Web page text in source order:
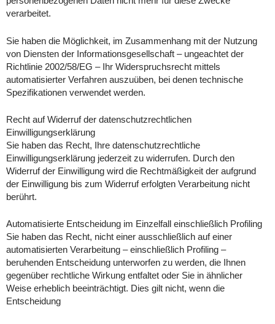
verarbeitet.
Sie haben die Möglichkeit, im Zusammenhang mit der Nutzung
von Diensten der Informationsgesellschaft – ungeachtet der
Richtlinie 2002/58/EG – Ihr Widerspruchsrecht mittels
automatisierter Verfahren auszuüben, bei denen technische
Spezifikationen verwendet werden.
Recht auf Widerruf der datenschutzrechtlichen
Einwilligungserklärung
Sie haben das Recht, Ihre datenschutzrechtliche
Einwilligungserklärung jederzeit zu widerrufen. Durch den
Widerruf der Einwilligung wird die Rechtmäßigkeit der aufgrund
der Einwilligung bis zum Widerruf erfolgten Verarbeitung nicht
berührt.
Automatisierte Entscheidung im Einzelfall einschließlich Profiling
Sie haben das Recht, nicht einer ausschließlich auf einer
automatisierten Verarbeitung – einschließlich Profiling –
beruhenden Entscheidung unterworfen zu werden, die Ihnen
gegenüber rechtliche Wirkung entfaltet oder Sie in ähnlicher
Weise erheblich beeinträchtigt. Dies gilt nicht, wenn die
Entscheidung